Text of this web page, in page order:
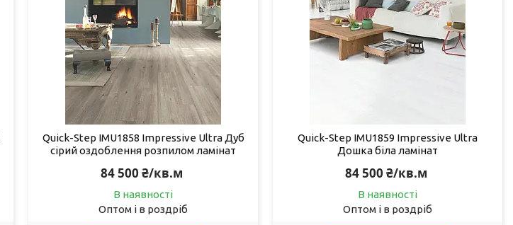
Quick-Step IMU1858 Impressive Ultra Дуб
сірий оздоблення розпилом ламінат
84 500 ₴/кв.м
В наявності
Оптом і в роздріб
Quick-Step IMU1859 Impressive Ultra
Дошка біла ламінат
84 500 ₴/кв.м
В наявності
Оптом і в роздріб